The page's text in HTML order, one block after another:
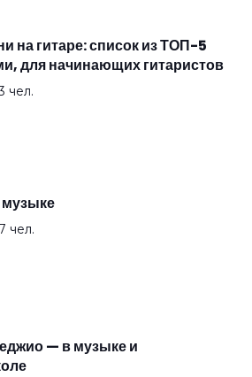
с женой
на гитаре: список из ТОП-5
для начинающих гитаристов
чел.
музыке
чел.
— в музыке и